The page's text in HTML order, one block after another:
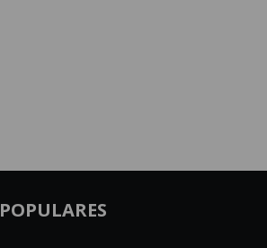
POPULARES